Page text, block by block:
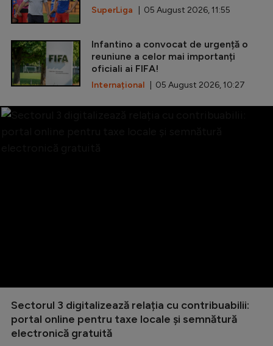
SuperLiga | 05 August 2026, 11:55
Infantino a convocat de urgență o
reuniune a celor mai importanți
oficiali ai FIFA!
Internațional | 05 August 2026, 10:27
Sectorul 3 digitalizează relația cu contribuabilii:
portal online pentru taxe locale și semnătură
electronică gratuită